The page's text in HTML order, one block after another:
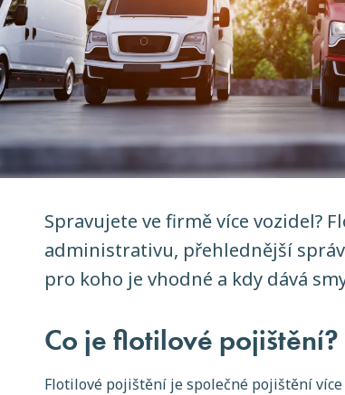
Spravujete ve firmě více vozidel?
administrativu, přehlednější
pro koho je vhodné a kdy dává
Co je flotilové pojištění?
Flotilové pojištění je společné pojištění